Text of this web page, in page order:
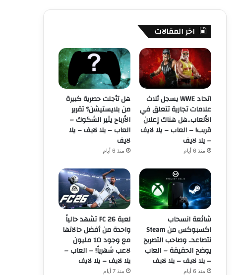
اخر المقالات
اتحاد WWE يسجل ثلاث
علامات تجارية تتعلق في
الألعاب..هل هناك إعلان
قريب! – العاب – يلا لايف
– يلا لايف
منذ 6 أيام
هل تأجلت حصرية كبيرة
من بلايستيشن؟ تقرير
الأرباح يثير الشكوك –
العاب – يلا لايف – يلا
لايف
منذ 6 أيام
شائعة انسحاب
اكسبوكس من Steam
تتصاعد.. وصاحب التصريح
يوضح الحقيقة – العاب
– يلا لايف – يلا لايف
منذ 6 أيام
لعبة FC 26 تشهد حالياً
واحدة من أفضل حالاتها
مع وجود 10 مليون
لاعب شهرياً! – العاب –
يلا لايف – يلا لايف
منذ 7 أيام